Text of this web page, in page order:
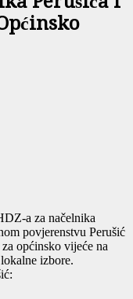
a za načelnika
povjerenstvu Perušić
općinsko vijeće na
izbore.